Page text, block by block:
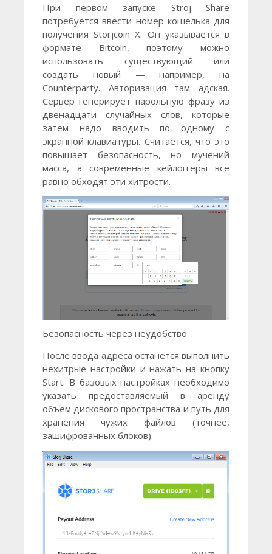
При первом запуске Stroj Share
потребуется ввести номер кошелька для
получения Storjcoin X. Он указывается в
формате Bitcoin, поэтому можно
использовать существующий или
создать новый — например, на
Counterparty. Авторизация там адская.
Сервер генерирует парольную фразу из
двенадцати случайных слов, которые
затем надо вводить по одному с
экранной клавиатуры. Считается, что это
повышает безопасность, но мучений
масса, а современные кейлоггеры все
равно обходят эти хитрости.
Безопасность через неудобство
После ввода адреса останется выполнить
нехитрые настройки и нажать на кнопку
Start. В базовых настройках необходимо
указать предоставляемый в аренду
объем дискового пространства и путь для
хранения чужих файлов (точнее,
зашифрованных блоков).